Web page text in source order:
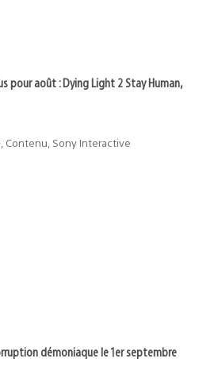
pour août : Dying Light 2 Stay Human,
Contenu, Sony Interactive
démoniaque le 1er septembre